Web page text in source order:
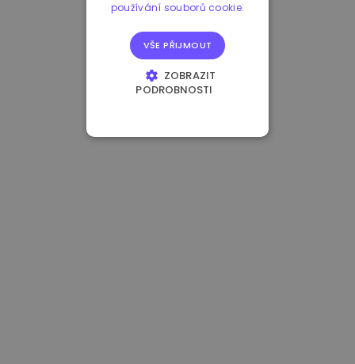
používání souborů cookie.
VŠE PŘIJMOUT
ZOBRAZIT
PODROBNOSTI